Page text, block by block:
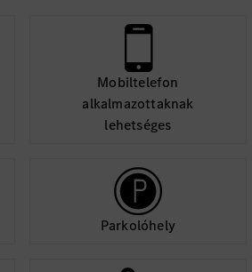
Mobiltelefon
alkalmazottaknak
lehetséges
Parkolóhely